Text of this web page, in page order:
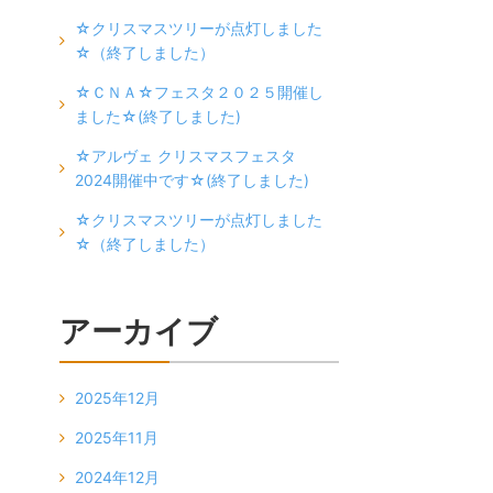
☆クリスマスツリーが点灯しました
☆（終了しました）
☆ＣＮＡ☆フェスタ２０２５開催し
ました☆(終了しました)
☆アルヴェ クリスマスフェスタ
2024開催中です☆(終了しました)
☆クリスマスツリーが点灯しました
☆（終了しました）
アーカイブ
2025年12月
2025年11月
2024年12月